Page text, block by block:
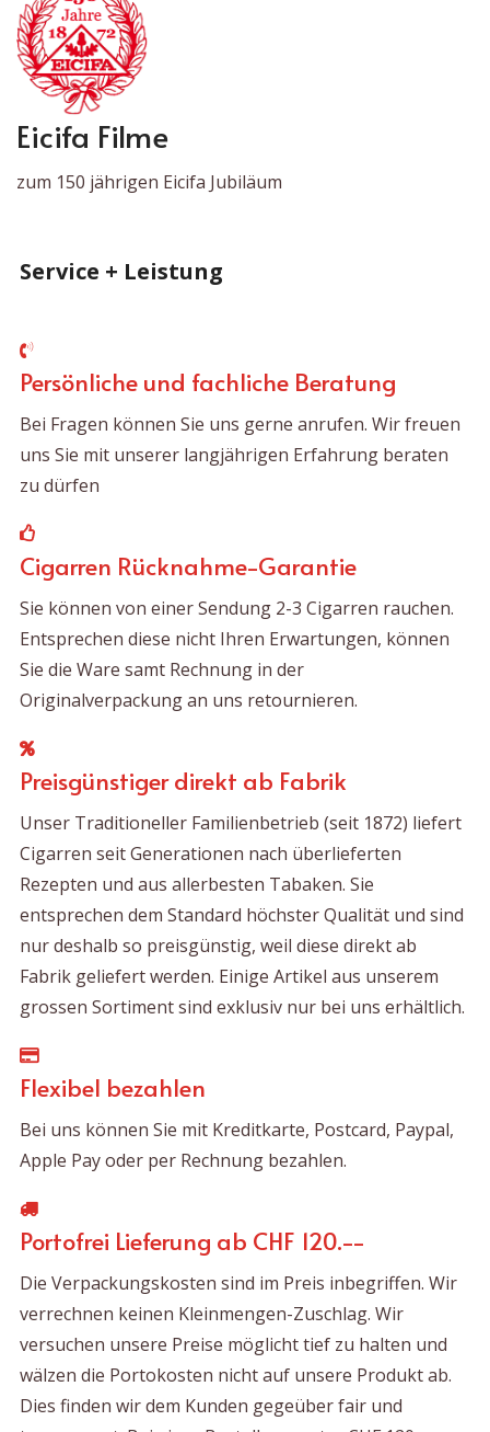
Eicifa Filme
zum 150 jährigen Eicifa Jubiläum
Service + Leistung
Persönliche und fachliche Beratung
Bei Fragen können Sie uns gerne anrufen. Wir freuen
uns Sie mit unserer langjährigen Erfahrung beraten
zu dürfen
Cigarren Rücknahme-Garantie
Sie können von einer Sendung 2-3 Cigarren rauchen.
Entsprechen diese nicht Ihren Erwartungen, können
Sie die Ware samt Rechnung in der
Originalverpackung an uns retournieren.
Preisgünstiger direkt ab Fabrik
Unser Traditioneller Familienbetrieb (seit 1872) liefert
Cigarren seit Generationen nach überlieferten
Rezepten und aus allerbesten Tabaken. Sie
entsprechen dem Standard höchster Qualität und sind
nur deshalb so preisgünstig, weil diese direkt ab
Fabrik geliefert werden. Einige Artikel aus unserem
grossen Sortiment sind exklusiv nur bei uns erhältlich.
Flexibel bezahlen
Bei uns können Sie mit Kreditkarte, Postcard, Paypal,
Apple Pay oder per Rechnung bezahlen.
Portofrei Lieferung ab CHF 120.--
Die Verpackungskosten sind im Preis inbegriffen. Wir
verrechnen keinen Kleinmengen-Zuschlag. Wir
versuchen unsere Preise möglicht tief zu halten und
wälzen die Portokosten nicht auf unsere Produkt ab.
Dies finden wir dem Kunden gegeüber fair und